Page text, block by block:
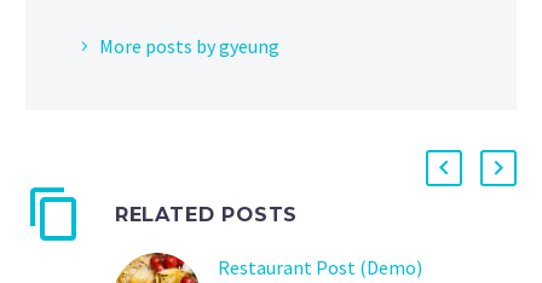
More posts by gyeung
RELATED POSTS
Restaurant Post (Demo)